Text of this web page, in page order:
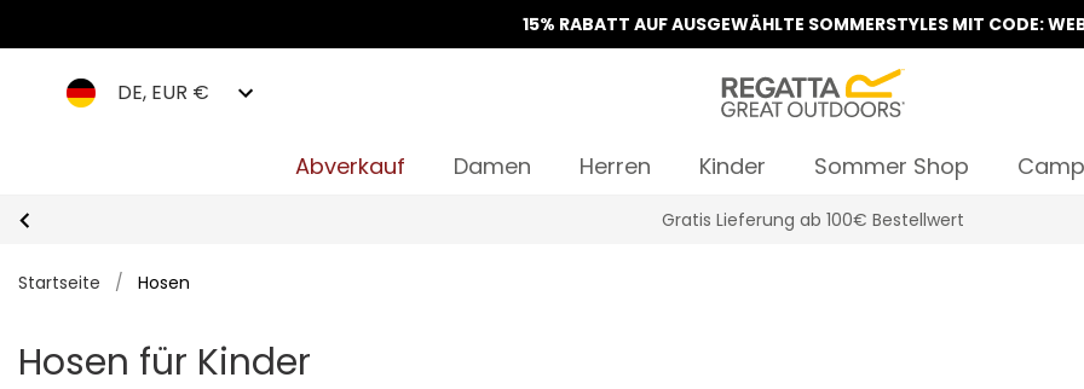
15% RABATT AUF AUSGEWÄHLTE SOMMERSTYLES MIT CODE:
DE, EUR €
Abverkauf Damen Herren Kinder Sommer Shop
Klarna Sofortüberweisung & Rechnung verfügbar
Startseite / Hosen
Hosen für Kinder